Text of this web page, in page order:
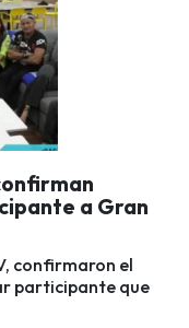
a Gran
confirmaron el
participante que